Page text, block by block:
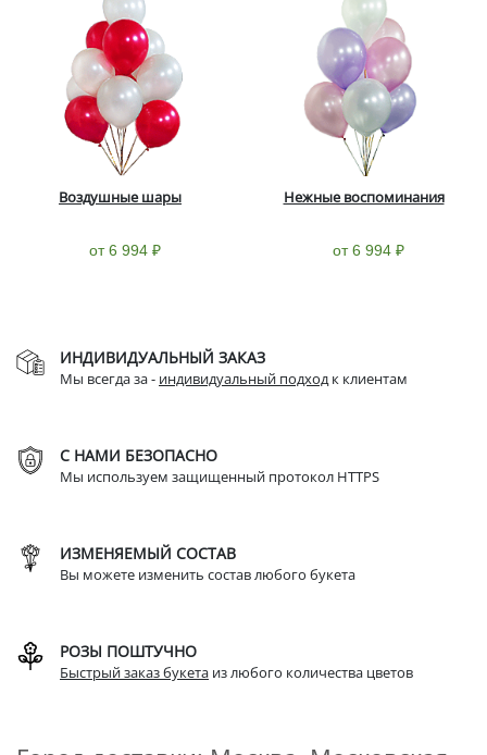
Воздушные шары
от 6 994 ₽
Нежные воспоминания
от 6 994 ₽
ИНДИВИДУАЛЬНЫЙ ЗАКАЗ
Мы всегда за - индивидуальный подходк клиентам
С НАМИ БЕЗОПАСНО
Мы используем защищенный протокол HTTPS
ИЗМЕНЯЕМЫЙ СОСТАВ
Вы можете изменить состав любого букета
РОЗЫ ПОШТУЧНО
Быстрый заказ букета из любого количества цветов